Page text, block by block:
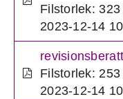
Filstorlek: 323
2023-12-14
Filstorlek: 253
2023-12-14